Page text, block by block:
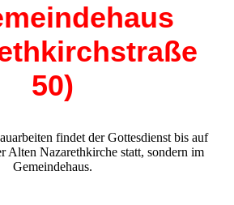
50)
findet der Gottesdienst bis auf
Alten Nazarethkirche statt, sondern im
Gemeindehaus.